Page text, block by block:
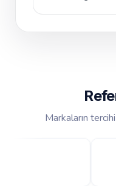
Markaların